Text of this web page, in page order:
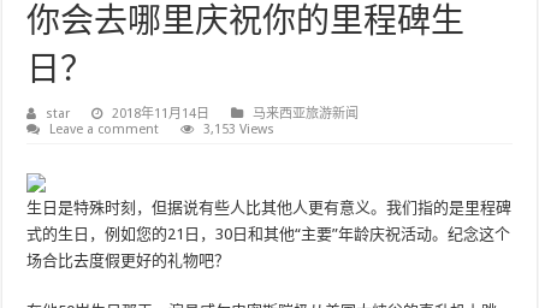
你会去哪里庆祝你的里程碑生
日？
star 2018年11月14日
马来西亚旅游新闻
Leave a comment
3,153 Views
生日是特殊时刻，但据说有些人比其他人更有意义。我们指的是里程碑
式的生日，例如您的21日，30日和其他“主要”年龄庆祝活动。纪念这个
场合比去度假更好的礼物吧？